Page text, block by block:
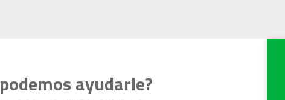
ayudarle?